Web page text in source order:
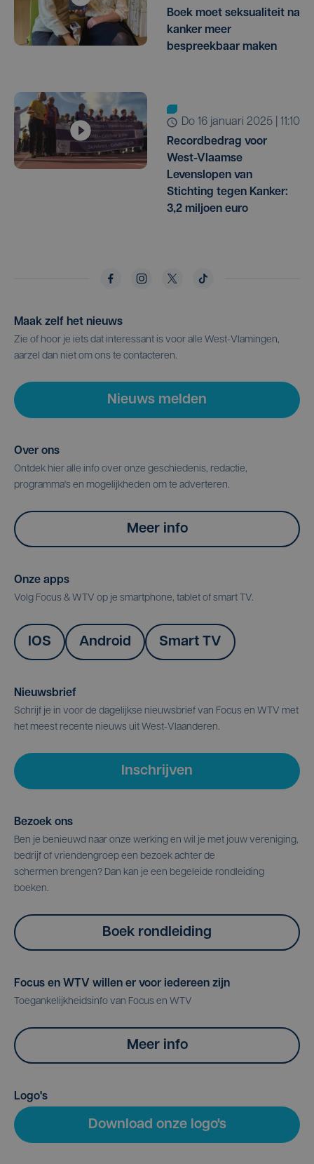
Boek moet seksualiteit na
kanker meer
bespreekbaar maken
do 16 januari 2025 | 11:10
Recordbedrag voor
West-Vlaamse
Levenslopen van
Stichting tegen Kanker:
3,2 miljoen euro
Maak zelf het nieuws
Zie of hoor je iets dat interessant is voor alle West-Vlamingen,
aarzel dan niet om ons te contacteren.
Nieuws melden
Over ons
Ontdek hier alle info over onze geschiedenis, redactie,
programma's en mogelijkheden om te adverteren.
Meer info
Onze apps
Volg Focus & WTV op je smartphone, tablet of smart TV.
IOS Android Smart TV
Nieuwsbrief
Schrijf je in voor de dagelijkse nieuwsbrief van Focus en WTV met
het meest recente nieuws uit West-Vlaanderen.
Inschrijven
Bezoek ons
Ben je benieuwd naar onze werking en wil je met jouw vereniging,
bedrijf of vriendengroep een bezoek achter de
schermen brengen? Dan kan je een begeleide rondleiding
boeken.
Boek rondleiding
Focus en WTV willen er voor iedereen zijn
Toegankelijkheidsinfo van Focus en WTV
Meer info
Logo's
Download onze logo's